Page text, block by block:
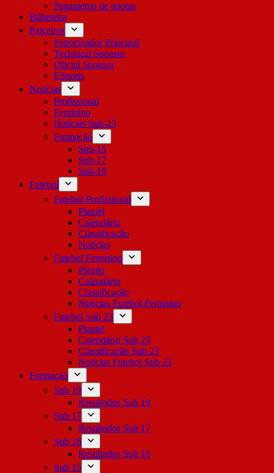
Pagamento de quotas
Bilheteira
Parceiros
Patrocinador Principal
Technical Sponsor
Oficial Sponsor
ESports
Notícias
Profissional
Feminino
Notícias Sub-23
Formação
Sub-15
Sub-17
Sub-19
Futebol
Futebol Profissional
Plantel
Calendário
Classificação
Notícias
Futebol Feminino
Plantel
Calendário
Classificação
Notícias Futebol Feminino
Futebol Sub 23
Plantel
Calendário Sub 23
Classificação Sub 23
Notícias Futebol Sub 23
Formação
Sub 19
Resultados Sub 19
Sub 17
Resultados Sub 17
Sub 16
Resultados Sub 16
Sub 15